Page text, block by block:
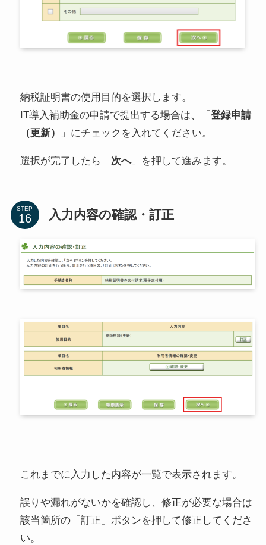
納税証明書の使用目的を選択します。
IT導入補助金の申請で提出する場合は、「 登録申請
（更新）
」にチェックを入れてください。
選択が完了したら「 次へ」を押して進みます。
STEP 入力内容の確認・訂正
これまでに入力した内容が一覧で表示されます。
誤りや漏れがないかを確認し、修正が必要な場合は
該当箇所の「訂正」ボタンを押して修正してくださ
い。